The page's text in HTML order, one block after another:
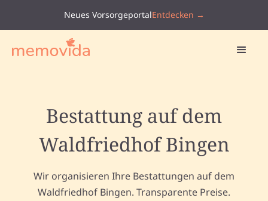
Neues VorsorgeportalEntdecken →
Bestattung auf dem
Waldfriedhof Bingen
Wir organisieren Ihre Bestattungen auf dem
Waldfriedhof Bingen. Transparente Preise.